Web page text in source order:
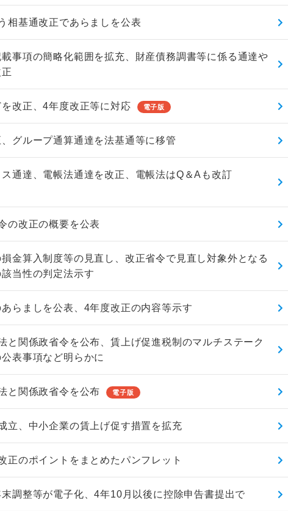
相基通改正であらましを公表
事項の簡略化範囲を拡充、財産債務調書等に係る通達や
改正、4年度改正等に対応 電子版
グループ通算通達を法基通等に移管
通達、電帳法通達を改正、電帳法はQ＆Aも改訂
の改正の概要を公表
金算入制度等の見直し、改正省令で見直し対象外となる
該当性の判定法示す
らましを公表、4年度改正の内容等示す
と関係政省令を公布、賃上げ促進税制のマルチステーク
表事項など明らかに
と関係政省令を公布 電子版
立、中小企業の賃上げ促す措置を拡充
正のポイントをまとめたパンフレット
調整等が電子化、4年10月以後に控除申告書提出で
非上場株式の評価の仕方と記載
例（令和8年版）
税込4,950円
&amp;Ａ（二訂版）